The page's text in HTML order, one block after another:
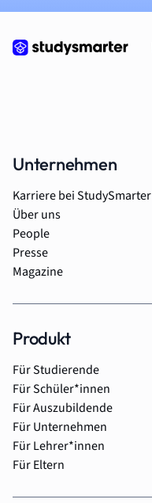
Unternehmen
Karriere bei StudySmarter
Über uns
People
Presse
Magazine
Produkt
Für Studierende
Für Schüler*innen
Für Auszubildende
Für Unternehmen
Für Lehrer*innen
Für Eltern